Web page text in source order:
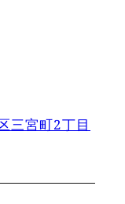
三宮町2丁目